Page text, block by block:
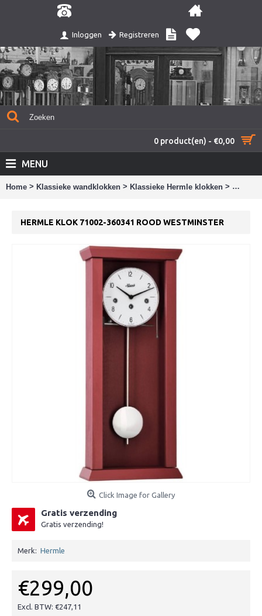
Inloggen Registreren
0 product(en) - €0,00
MENU
Home > Klassieke wandklokken > Klassieke Hermle klokken > Hermle
HERMLE KLOK 71002-360341 ROOD WESTMINSTER
Click Image for Gallery
Gratis verzending
Gratis verzending!
Merk: Hermle
€299,00
Excl. BTW: €247,11